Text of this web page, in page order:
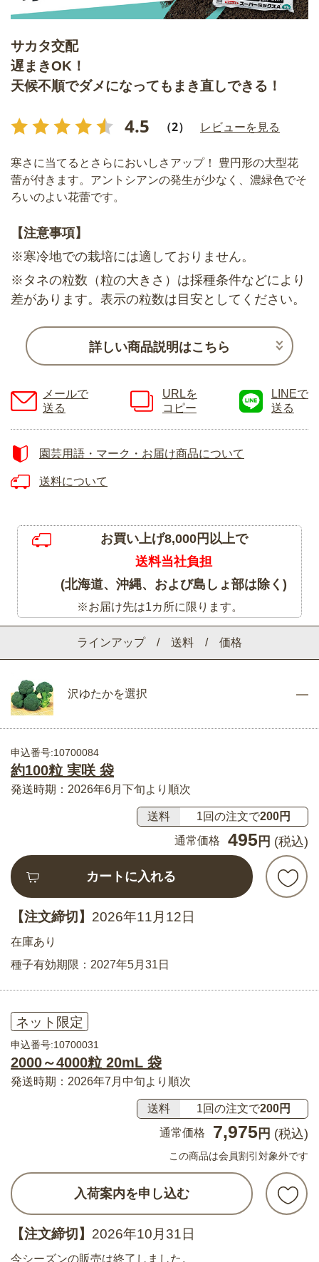
サカタ交配
遅まきOK！
天候不順でダメになってもまき直しできる！
4.5 （2） レビューを見る
ラインアップ / 送料 / 価格
沢ゆたかを選択
申込番号:10700084
約100粒 実咲 袋
発送時期：2026年6月下旬より順次
送料 1回の注文で200円
通常価格
495 円 (税込)
カートに入れる
【注文締切】 2026年11月12日
在庫あり
種子有効期限：2027年5月31日
ネット限定
申込番号:10700031
2000～4000粒 20mL 袋
発送時期：2026年7月中旬より順次
送料 1回の注文で200円
通常価格
7,975 円 (税込)
この商品は会員割引対象外です
入荷案内を申し込む
【注文締切】 2026年10月31日
今シーズンの販売は終了しました。
寒さに当てるとさらにおいしさアップ！ 豊円形の大型花
蕾が付きます。アントシアンの発生が少なく、濃緑色でそ
ろいのよい花蕾です。
【注意事項】
※寒冷地での栽培には適しておりません。
※タネの粒数（粒の大きさ）は採種条件などにより
差があります。表示の粒数は目安としてください。
詳しい商品説明はこちら
メールで
送る
URLを
コピー
LINEで
送る
園芸用語・マーク・お届け商品について
送料について
お買い上げ8,000円以上で
送料当社負担
(北海道、沖縄、および島しょ部は除く)
※お届け先は1カ所に限ります。